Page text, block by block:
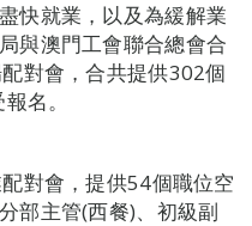
快就業，以及為緩解業
與澳門工會聯合總會合
對會，合共提供302個
名。
對會，提供54個職位空
部主管(西餐)、初級副